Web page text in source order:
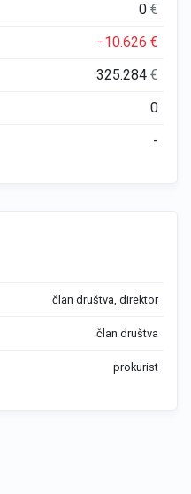
0€
−10.626€
325.284€
0
-
član društva, direktor
član društva
prokurist